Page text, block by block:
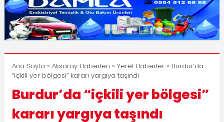
16:00
Aksaray Esnaf Rehberi ile Google ve Yapay Zeka
Aramalarında Öne Çıkın
8:23 Aksaray Esnaf Rehberi Hizmete Girdi
11:30
Birlikhaber.com Yayın Hayatına Başladı | Hızlı ve
Akıllı Haber Platformu
Ana Sayfa » Aksaray Haberleri » Yerel Haberler» Burdur’da
“içkili yer bölgesi” kararı yargıya taşındı
Burdur’da “içkili yer bölgesi”
kararı yargıya taşındı